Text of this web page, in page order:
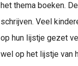
het thema boeken.
schrijven. Veel
op hun lijstje gezet
wel op het lijstje van